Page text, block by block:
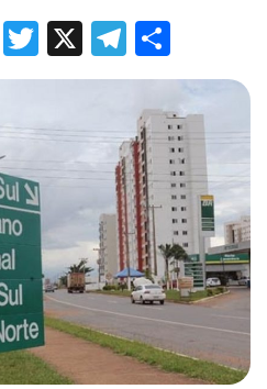
LinkedIn
Twitter
X